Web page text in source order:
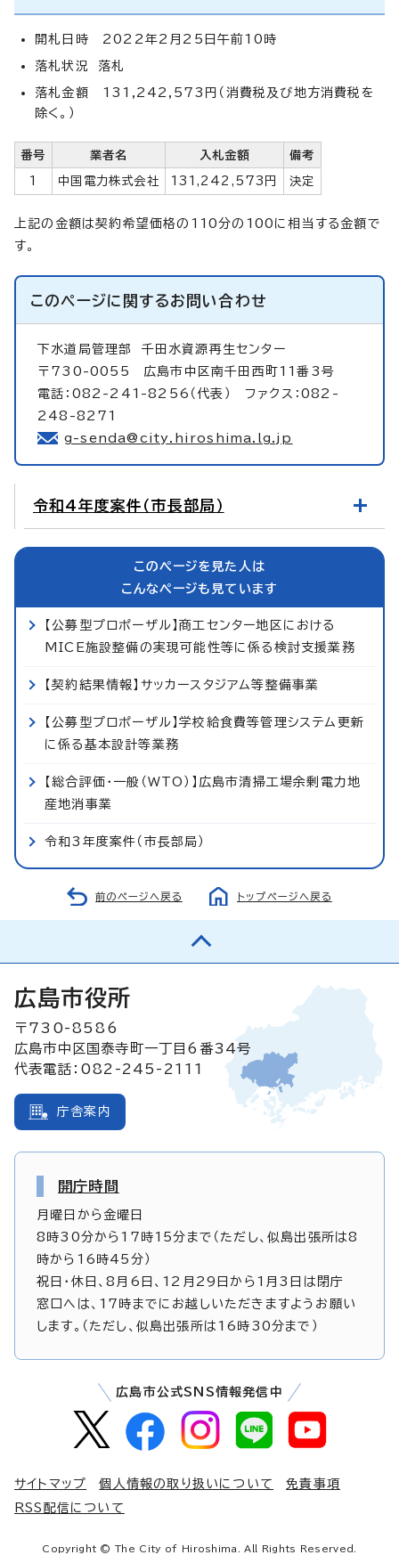
開札日時 2022年2月25日午前10時
落札状況 落札
落札金額 131,242,573円（消費税及び地方消費税を
除く。）
番号 業者名 入札金額 備考
1 中国電力株式会社 131,242,573円 決定
上記の金額は契約希望価格の110分の100に相当する金額で
す。
このページに関するお問い合わせ
下水道局管理部 千田水資源再生センター
〒730-0055 広島市中区南千田西町11番3号
電話：082-241-8256（代表） ファクス：082-
248-8271
g-senda@city.hiroshima.lg.jp
令和4年度案件（市長部局）
このページを見た人は
こんなページも見ています
【公募型プロポーザル】商工センター地区における
MICE施設整備の実現可能性等に係る検討支援業務
【契約結果情報】サッカースタジアム等整備事業
【公募型プロポーザル】学校給食費等管理システム更新
に係る基本設計等業務
【総合評価・一般（WTO）】広島市清掃工場余剰電力地
産地消事業
令和3年度案件（市長部局）
前のページへ戻る トップページへ戻る
広島市役所
〒730-8586
広島市中区国泰寺町一丁目6番34号
代表電話：082-245-2111
庁舎案内
開庁時間
月曜日から金曜日
8時30分から17時15分まで（ただし、似島出張所は8
時から16時45分）
祝日・休日、8月6日、12月29日から1月3日は閉庁
窓口へは、17時までにお越しいただきますようお願い
します。（ただし、似島出張所は16時30分まで）
広島市公式SNS情報発信中
サイトマップ 個人情報の取り扱いについて
免責事項
RSS配信について
Copyright © The City of Hiroshima. All Rights Reserved.